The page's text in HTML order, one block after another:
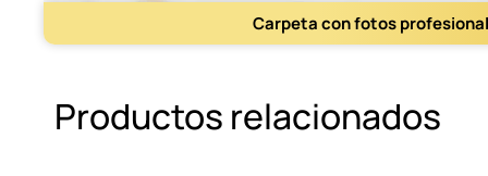
Carpeta con fotos
Productos relacionados